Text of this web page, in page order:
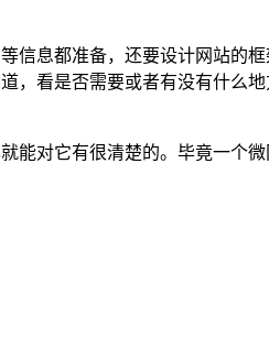
息都准备，还要设计网站的
看是否需要或者有没有什么
对它有很清楚的。毕竟一个